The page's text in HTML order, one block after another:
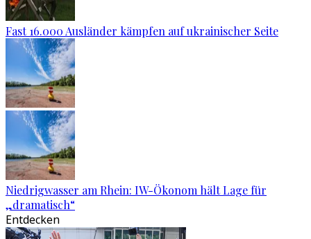
Fast 16.000 Ausländer kämpfen auf ukrainischer Seite
Niedrigwasser am Rhein: IW-Ökonom hält Lage für
„dramatisch“
Entdecken